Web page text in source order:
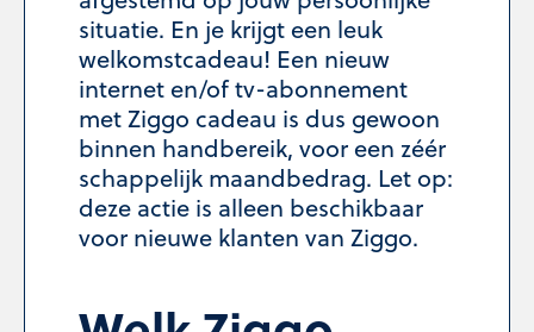
situatie. En je krijgt een leuk
welkomstcadeau! Een nieuw
internet en/of tv-abonnement
met Ziggo cadeau is dus gewoon
binnen handbereik, voor een zéér
schappelijk maandbedrag. Let op:
deze actie is alleen beschikbaar
voor nieuwe klanten van Ziggo.